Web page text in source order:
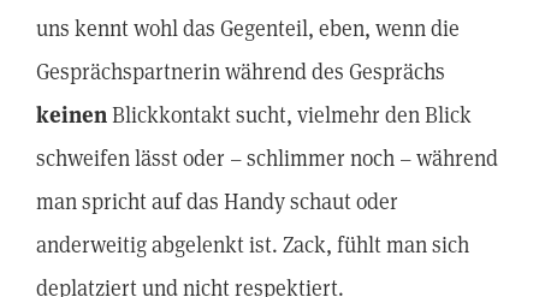
uns kennt wohl das Gegenteil, eben, wenn die
Gesprächspartnerin während des Gesprächs
keinenBlickkontakt sucht, vielmehr den Blick
schweifen lässt oder – schlimmer noch – während
man spricht auf das Handy schaut oder
anderweitig abgelenkt ist. Zack, fühlt man sich
deplatziert und nicht respektiert.